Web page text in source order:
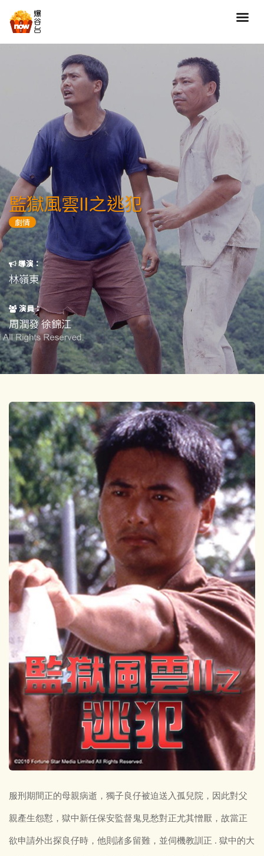
全部類型
愛情
驚慄
科幻
奇幻
動畫
家庭
寫實紀錄
罪案
歌舞
成人
運動
特別/特輯
短片
一般
其他
監獄風雲II之逃犯
劇情
導演：
林嶺東
演員：
周潤發 徐錦江
服刑期間正的母親病逝，獨子良仔被迫送入孤兒院，因此對父
親產生怨懟，獄中新任保安監督鬼見愁對正尤其憎厭，故當正
欲申請外出探良仔時，他則諸多留難，並伺機教訓正 . 獄中的大